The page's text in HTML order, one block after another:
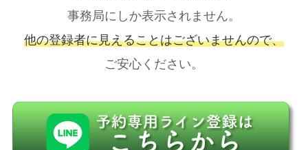
事務局にしか表示されません。
他の登録者に見えることはございませんので、
ご安心ください。